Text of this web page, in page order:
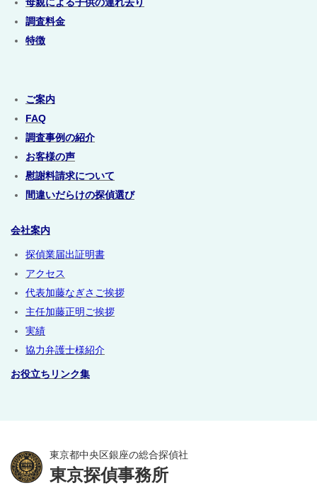
調査料金
特徴
ご案内
FAQ
調査事例の紹介
お客様の声
慰謝料請求について
間違いだらけの探偵選び
会社案内
探偵業届出証明書
アクセス
代表加藤なぎさご挨拶
主任加藤正明ご挨拶
実績
協力弁護士様紹介
お役立ちリンク集
東京都中央区銀座の総合探偵社
東京探偵事務所